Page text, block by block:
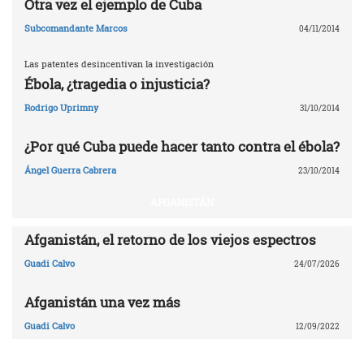
Otra vez el ejemplo de Cuba
Subcomandante Marcos 04/11/2014
Las patentes desincentivan la investigación
Ébola, ¿tragedia o injusticia?
Rodrigo Uprimny 31/10/2014
¿Por qué Cuba puede hacer tanto contra el ébola?
Ángel Guerra Cabrera 23/10/2014
Afganistán, el retorno de los viejos espectros
Guadi Calvo 24/07/2026
Afganistán una vez más
Guadi Calvo 12/09/2022